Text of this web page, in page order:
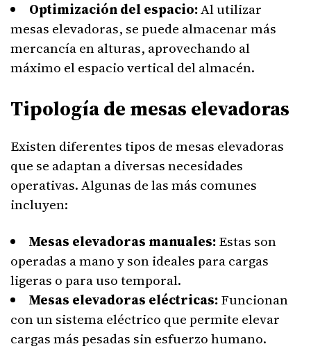
Optimización del espacio:Al utilizar
mesas elevadoras, se puede almacenar más
mercancía en alturas, aprovechando al
máximo el espacio vertical del almacén.
Tipología de mesas elevadoras
Existen diferentes tipos de mesas elevadoras
que se adaptan a diversas necesidades
operativas. Algunas de las más comunes
incluyen:
Mesas elevadoras manuales:Estas son
operadas a mano y son ideales para cargas
ligeras o para uso temporal.
Mesas elevadoras eléctricas:Funcionan
con un sistema eléctrico que permite elevar
cargas más pesadas sin esfuerzo humano.